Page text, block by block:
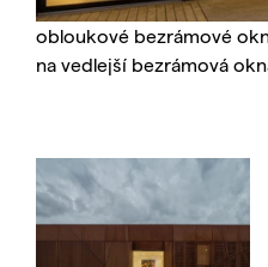
obloukové bezrámové
na vedlejší bezrámová